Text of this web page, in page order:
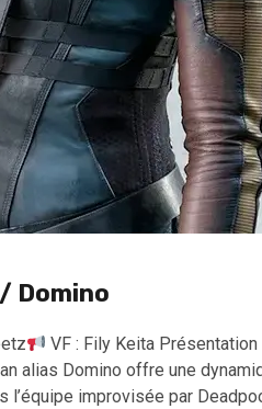
Domino
VF : Fily Keita Présentation
alias Domino offre une
improvisée par